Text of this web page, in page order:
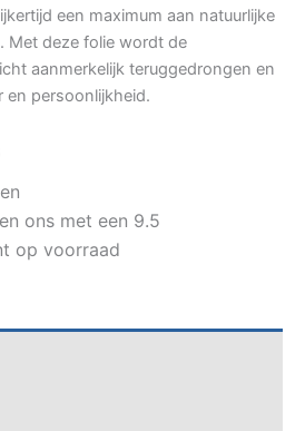
een maximum aan natuurlijke
Met deze folie wordt de
aanmerkelijk teruggedrongen en
en persoonlijkheid.
ons met een 9.5
op voorraad